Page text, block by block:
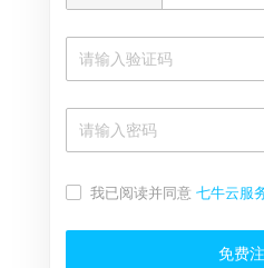
我已阅读并同意 七牛云服
免费